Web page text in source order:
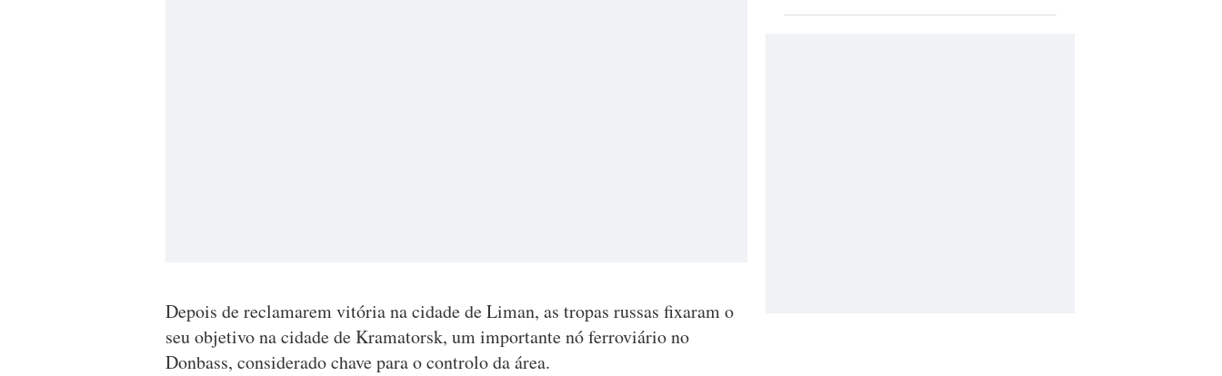
Depois de reclamarem vitória na cidade de Liman, as tropas russas fixaram o
seu objetivo na cidade de Kramatorsk, um importante nó ferroviário no
Donbass, considerado chave para o controlo da área.